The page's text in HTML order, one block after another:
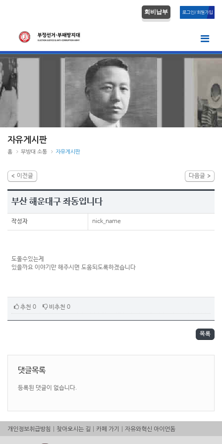
회비납부 로그인/회원가입
자유게시판
홈 부방대 소통 자유게시판
이전글 다음글
부산 해운대구 좌동입니다
작성자 nick_name
도울수있는게
있을까요 이야기만 해주시면 도움되도록하겠습니다
추천 0 비추천 0
목록
댓글목록
등록된 댓글이 없습니다.
개인정보취급방침 찾아오시는 길 카페 가기 자유와혁신 아이언돔